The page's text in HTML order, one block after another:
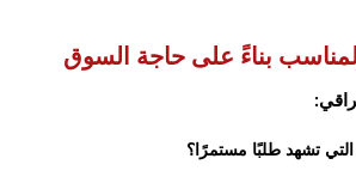
تشهد طلبًا مستمرًا؟